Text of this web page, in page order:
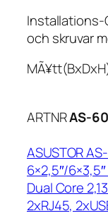
Installations-
och skruvar
ARTNRAS-
ASUSTOR
6×2,5″/
Dual Core
2xRJ45,